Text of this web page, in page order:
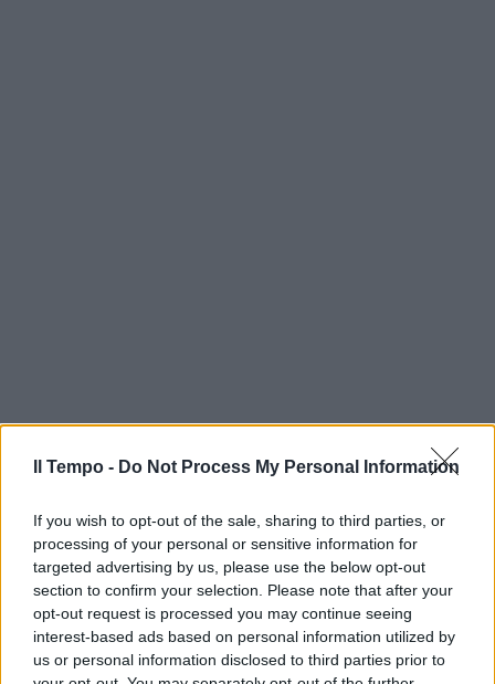
Il Tempo - Do Not Process My Personal Information
If you wish to opt-out of the sale, sharing to third parties, or
processing of your personal or sensitive information for
targeted advertising by us, please use the below opt-out
section to confirm your selection. Please note that after your
opt-out request is processed you may continue seeing
interest-based ads based on personal information utilized by
us or personal information disclosed to third parties prior to